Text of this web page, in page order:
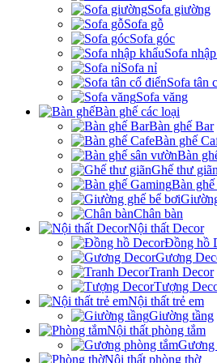
Sofa giường
Sofa gỗ
Sofa góc
Sofa
Sofa nỉ
Sofa tân
Sofa văng
Bàn ghế các loại
Bàn ghế Bar
Bàn ghế
Bàn
Ghế thư giãn
Bàn
Chân bàn
Nội thất Decor
Đồng hồ
Gương
Tranh Decor
Tượng
Nội thất trẻ em
Giường tầng
Nội thất phòng tắm
Gương
Nội thất phòng thờ